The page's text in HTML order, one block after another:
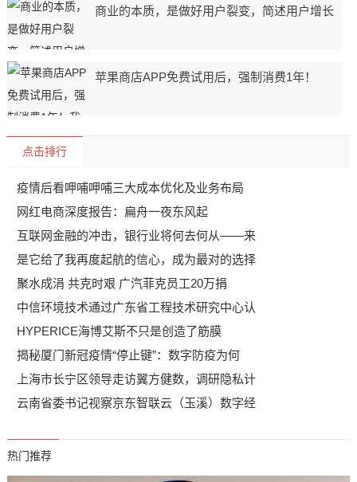
商业的本质，是做好用户裂变，简述用户增长
苹果商店APP免费试用后，强制消费1年！
点击排行
疫情后看呷哺呷哺三大成本优化及业务布局
网红电商深度报告：扁舟一夜东风起
互联网金融的冲击，银行业将何去何从——来
是它给了我再度起航的信心，成为最对的选择
聚水成涓 共克时艰 广汽菲克员工20万捐
中信环境技术通过广东省工程技术研究中心认
HYPERICE海博艾斯不只是创造了筋膜
揭秘厦门新冠疫情“停止键”：数字防疫为何
上海市长宁区领导走访翼方健数，调研隐私计
云南省委书记视察京东智联云（玉溪）数字经
热门推荐